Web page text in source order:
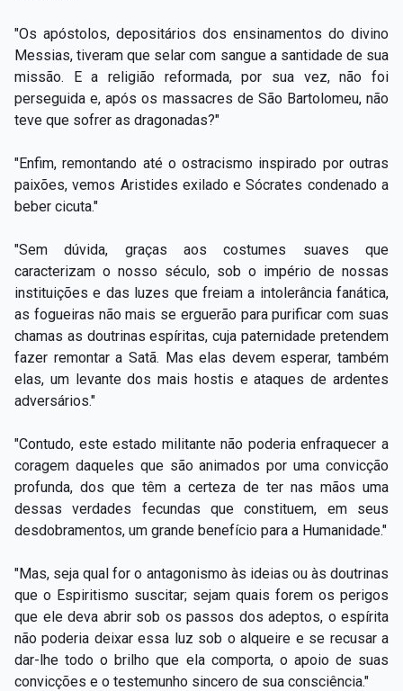
"Os apóstolos, depositários dos ensinamentos do divino
Messias, tiveram que selar com sangue a santidade de sua
missão. E a religião reformada, por sua vez, não foi
perseguida e, após os massacres de São Bartolomeu, não
teve que sofrer as dragonadas?"
"Enfim, remontando até o ostracismo inspirado por outras
paixões, vemos Aristides exilado e Sócrates condenado a
beber cicuta."
"Sem dúvida, graças aos costumes suaves que
caracterizam o nosso século, sob o império de nossas
instituições e das luzes que freiam a intolerância fanática,
as fogueiras não mais se erguerão para purificar com suas
chamas as doutrinas espíritas, cuja paternidade pretendem
fazer remontar a Satã. Mas elas devem esperar, também
elas, um levante dos mais hostis e ataques de ardentes
adversários."
"Contudo, este estado militante não poderia enfraquecer a
coragem daqueles que são animados por uma convicção
profunda, dos que têm a certeza de ter nas mãos uma
dessas verdades fecundas que constituem, em seus
desdobramentos, um grande benefício para a Humanidade."
"Mas, seja qual for o antagonismo às ideias ou às doutrinas
que o Espiritismo suscitar; sejam quais forem os perigos
que ele deva abrir sob os passos dos adeptos, o espírita
não poderia deixar essa luz sob o alqueire e se recusar a
dar-lhe todo o brilho que ela comporta, o apoio de suas
convicções e o testemunho sincero de sua consciência."